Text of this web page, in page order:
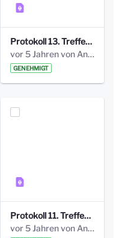
Protokoll 13. Treffen 20151130 AG Bismarckplatz.pdf
vor 5 Jahren von Anni Schlumberger
GENEHMIGT
Protokoll 11. Treffen 20150901 AG Bismarckplatz.pdf
vor 5 Jahren von Anni Schlumberger